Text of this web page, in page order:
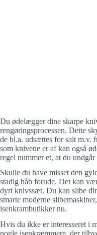
Du ødelægger dine skarpe
rengøringsprocessen. Dette
de bl.a. udsættes for salt m.v.
som knivene er af kan også
regel nummer et, at du
Skulle du have misset den
stadig håb forude. Det kan
dyrt knivssæt. Du kan slibe
smarte moderne
isenkrambutikker nu.
Hvis du ikke er interesseret i